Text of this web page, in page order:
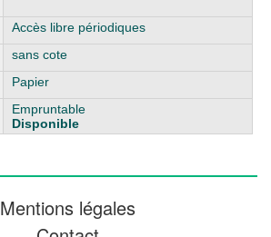
Accès libre périodiques
sans cote
Papier
Empruntable
Disponible
Mentions légales